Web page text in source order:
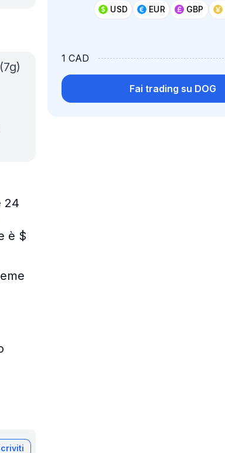
USD EUR GBP
1 CAD
Fai trading su DOG
24
è $